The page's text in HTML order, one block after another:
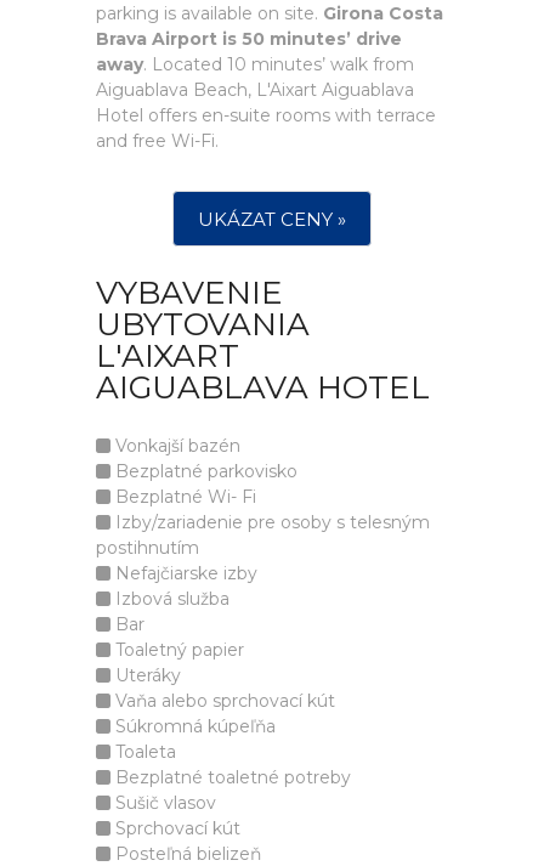
parking is available on site. Girona Costa
Brava Airport is 50 minutes’ drive
away. Located 10 minutes’ walk from
Aiguablava Beach, L'Aixart Aiguablava
Hotel offers en-suite rooms with terrace
and free Wi-Fi.
UKÁZAT CENY »
VYBAVENIE
UBYTOVANIA
L'AIXART
AIGUABLAVA HOTEL
Vonkajší bazén
Bezplatné parkovisko
Bezplatné Wi- Fi
Izby/zariadenie pre osoby s telesným
postihnutím
Nefajčiarske izby
Izbová služba
Bar
Toaletný papier
Uteráky
Vaňa alebo sprchovací kút
Súkromná kúpeľňa
Toaleta
Bezplatné toaletné potreby
Sušič vlasov
Sprchovací kút
Posteľná bielizeň